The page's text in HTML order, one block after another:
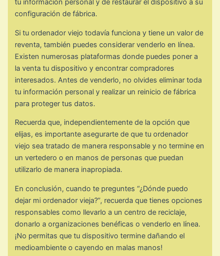
tu información personal y de restaurar el dispositivo a su
configuración de fábrica.
Si tu ordenador viejo todavía funciona y tiene un valor de
reventa, también puedes considerar venderlo en línea.
Existen numerosas plataformas donde puedes poner a
la venta tu dispositivo y encontrar compradores
interesados. Antes de venderlo, no olvides eliminar toda
tu información personal y realizar un reinicio de fábrica
para proteger tus datos.
Recuerda que, independientemente de la opción que
elijas, es importante asegurarte de que tu ordenador
viejo sea tratado de manera responsable y no termine en
un vertedero o en manos de personas que puedan
utilizarlo de manera inapropiada.
En conclusión, cuando te preguntes “¿Dónde puedo
dejar mi ordenador vieja?”, recuerda que tienes opciones
responsables como llevarlo a un centro de reciclaje,
donarlo a organizaciones benéficas o venderlo en línea.
¡No permitas que tu dispositivo termine dañando el
medioambiente o cayendo en malas manos!